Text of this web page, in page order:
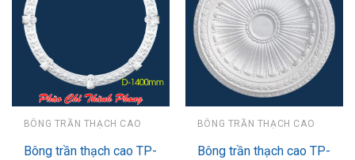
BÔNG TRẦN THẠCH CAO
Bông trần thạch cao TP-
BÔNG TRẦN THẠCH CAO
Bông trần thạch cao TP-